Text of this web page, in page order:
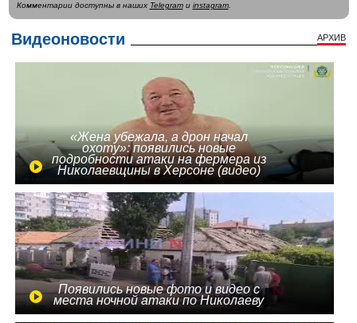
Комментарии доступны в наших Telegramи instagram.
Видеоновости АРХИВ
«Жена убежала, а дрон начал
охоту»: появились новые
подробности атаки на фермера из
Николаевщины в Херсоне (видео)
Появились новые фото и видео с
места ночной атаки по Николаеву